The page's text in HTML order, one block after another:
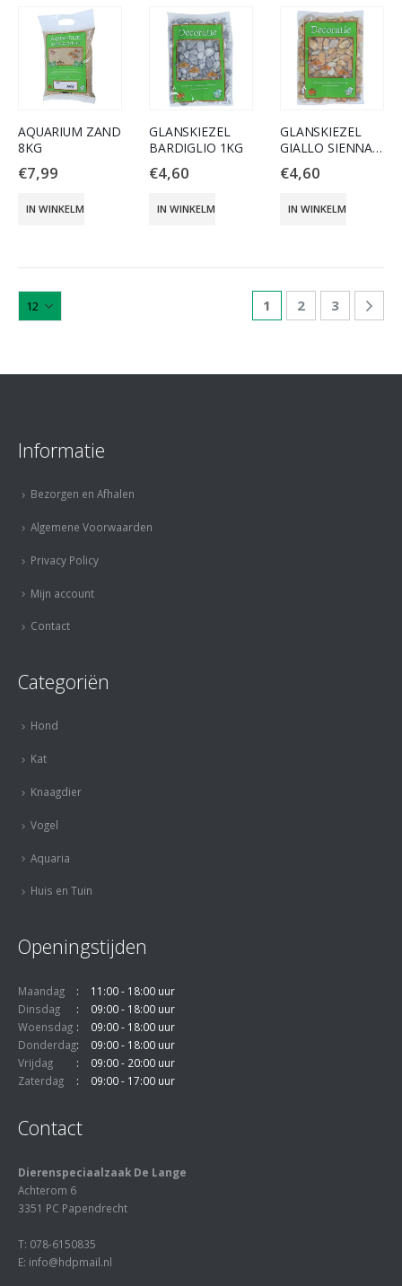
AQUARIUM ZAND
8KG
€7,99
IN WINKELMAND
GLANSKIEZEL
BARDIGLIO 1KG
€4,60
IN WINKELMAND
GLANSKIEZEL
GIALLO SIENNA
1KG
€4,60
IN WINKELMAND
1 2 3
Informatie
Bezorgen en Afhalen
Algemene Voorwaarden
Privacy Policy
Mijn account
Contact
Categoriën
Hond
Kat
Knaagdier
Vogel
Aquaria
Huis en Tuin
Openingstijden
Maandag
11:00 - 18:00 uur
Dinsdag
09:00 - 18:00 uur
Woensdag
09:00 - 18:00 uur
Donderdag
09:00 - 18:00 uur
Vrijdag
09:00 - 20:00 uur
Zaterdag
09:00 - 17:00 uur
Contact
Dierenspeciaalzaak De Lange
Achterom 6
3351 PC Papendrecht
T: 078-6150835
E: info@hdpmail.nl